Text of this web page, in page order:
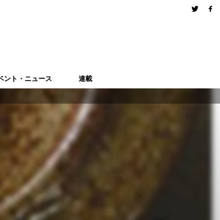
ント・ニュース 連載